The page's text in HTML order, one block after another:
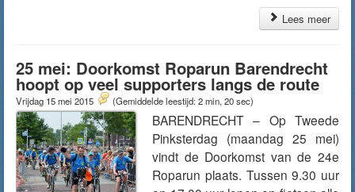
Lees meer
25 mei: Doorkomst Roparun Barendrecht
hoopt op veel supporters langs de route
Vrijdag 15 mei 2015 (Gemiddelde leestijd: 2 min, 20 sec)
BARENDRECHT – Op Tweede
Pinksterdag (maandag 25 mei)
vindt de Doorkomst van de 24e
Roparun plaats. Tussen 9.30 uur